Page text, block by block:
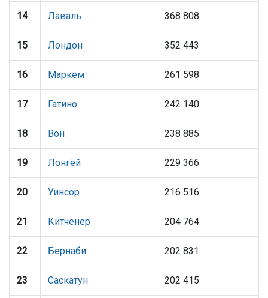
14 Лаваль 368 808
15 Лондон 352 443
16 Маркем 261 598
17 Гатино 242 140
18 Вон 238 885
19 Лонгёй 229 366
20 Уинсор 216 516
21 Китченер 204 764
22 Бернаби 202 831
23 Саскатун 202 415